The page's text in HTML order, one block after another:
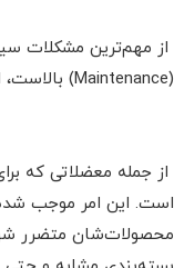
از مهم‌ترین مشکلات
(Maintenance) بالاست، این مشکلات در مقیاس سازمان‌ها و شرکت‌های بزرگ می‌تواند هزینه‌ای به مراتب بیش‌تر از هزینه تهیه نسخه اصلی را به مجموعه تحمیل کند.
از جمله معضلاتی که
است. این امر موجب شده
محصولات‌شان متضرر